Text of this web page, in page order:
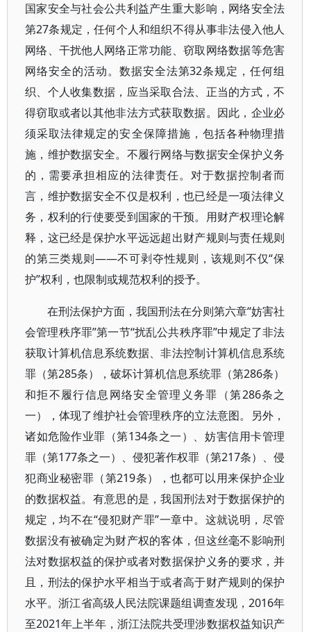
国家安全与社会公共利益产生重大影响，网络安全法
第27条规定，任何个人和组织不得从事非法侵入他人
网络、干扰他人网络正常功能、窃取网络数据等危害
网络安全的活动。数据安全法第32条规定，任何组
织、个人收集数据，应当采取合法、正当的方式，不
得窃取或者以其他非法方式获取数据。因此，企业必
须采取法律规定的安全保障措施，包括各种物理措
施，维护数据安全。不履行网络与数据安全保护义务
的，需要承担相应的法律责任。对于数据控制者而
言，维护数据安全不仅是权利，也已经是一项法律义
务，权利的行使要受到国家的干预。用财产权理论解
释，这已经是保护水平远远超出财产规则与责任规则
的第三类规则——不可剥夺性规则，该规则不仅“保
护”权利，也限制或规范权利的授予。
在刑法保护方面，我国刑法在分则第六章“妨害社
会管理秩序罪”第一节“扰乱公共秩序罪”中规定了非法
获取计算机信息系统数据、非法控制计算机信息系统
罪（第285条），破坏计算机信息系统罪（第286条）
和拒不履行信息网络安全管理义务罪（第286条之
一），体现了维护社会管理秩序的立法意图。另外，
诸如危险作业罪（第134条之一）、妨害信用卡管理
罪（第177条之一）、侵犯著作权罪（第217条）、侵
犯商业秘密罪（第219条），也都可以用来保护企业
的数据权益。有意思的是，我国刑法对于数据保护的
规定，均不在“侵犯财产罪”一章中。这就说明，尽管
数据没有被确定为财产权的客体，但这丝毫不影响刑
法对数据权益的保护或者对数据保护义务的要求，并
且，刑法的保护水平相当于或者高于财产规则的保护
水平。浙江省高级人民法院课题组调查发现，2016年
至2021年上半年，浙江法院共受理涉数据权益知识产